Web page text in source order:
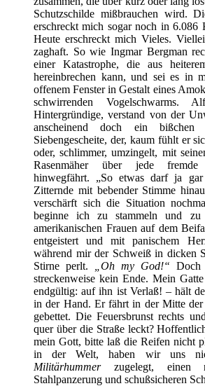
Schutzschilde mißbrauchen wird.
erschreckt mich sogar noch in 6.086
Heute erschreckt mich Vieles.
zaghaft. So wie Ingmar Bergman
einer Katastrophe, die aus
hereinbrechen kann, und sei es in
offenem Fenster in Gestalt eines
schwirrenden Vogelschwarms.
Hintergründige, verstand von der
anscheinend doch ein
Siebengescheite, der, kaum fühlt er
oder, schlimmer, umzingelt, mit
Rasenmäher über jede fremde
hinwegfährt. „So etwas darf ja
Zitternde mit bebender Stimme
verschärft sich die Situation
beginne ich zu stammeln und
amerikanischen Frauen auf dem
entgeistert und mit panischem
während mir der Schweiß in dicken
Stirne perlt.
„Oh my God!“ Doch
streckenweise kein Ende. Mein
endgültig: auf ihn ist Verlaß! – hält
in der Hand. Er fährt in der Mitte der
gebettet. Die Feuersbrunst rechts
quer über die Straße leckt?
mein Gott, bitte laß die Reifen nicht
in der Welt, haben wir uns
Militärhummerzugelegt, einen
Stahlpanzerung und schußsicheren